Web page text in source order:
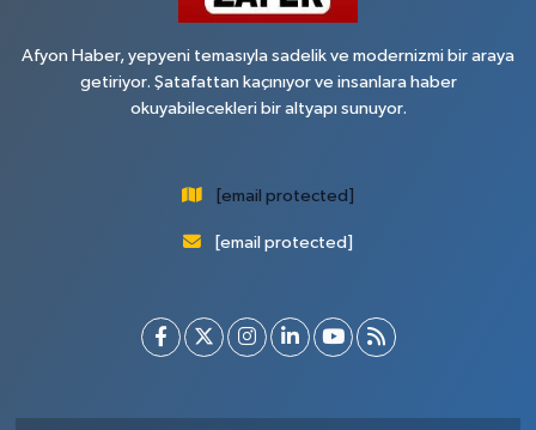
Afyon Haber, yepyeni temasıyla sadelik ve modernizmi bir araya
getiriyor. Şatafattan kaçınıyor ve insanlara haber
okuyabilecekleri bir altyapı sunuyor.
[email protected]
[email protected]